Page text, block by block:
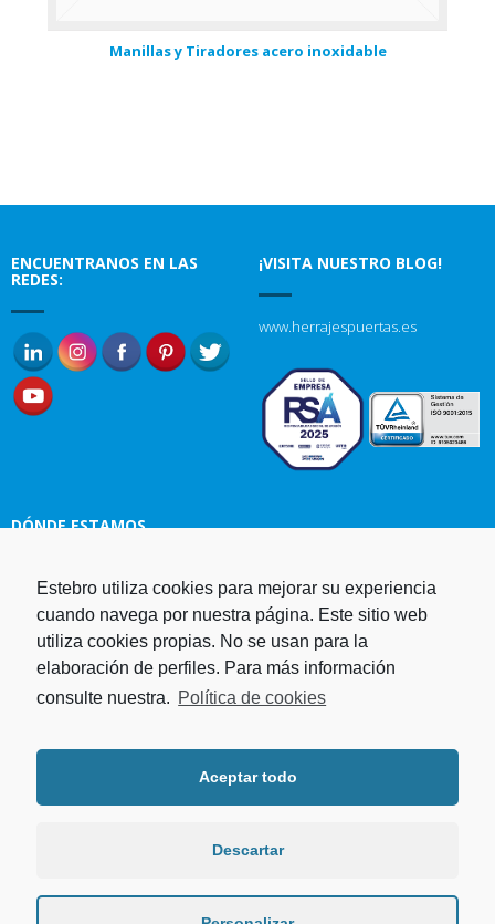
Manillas y Tiradores acero inoxidable
ENCUENTRANOS EN LAS
REDES:
¡VISITA NUESTRO BLOG!
www.herrajespuertas.es
DÓNDE ESTAMOS
Estampaciones EBRO, S.L.
Polg. Ind. Malpica-Alfindén C/H
naves 10, 12, 14 y 5 50171 La
Puebla de Alfindén Zaragoza,
España
Fax. +34 976 108 058
Política de privacidad
Programa operativo FEDER Aragón
2014-2020Plan de recuperación,
Programa FEDER 2021-2027
Estebro utiliza cookies para mejorar su experiencia
cuando navega por nuestra página. Este sitio web
utiliza cookies propias. No se usan para la
elaboración de perfiles. Para más información
consulte nuestra. Política de cookies
Aceptar todo
Descartar